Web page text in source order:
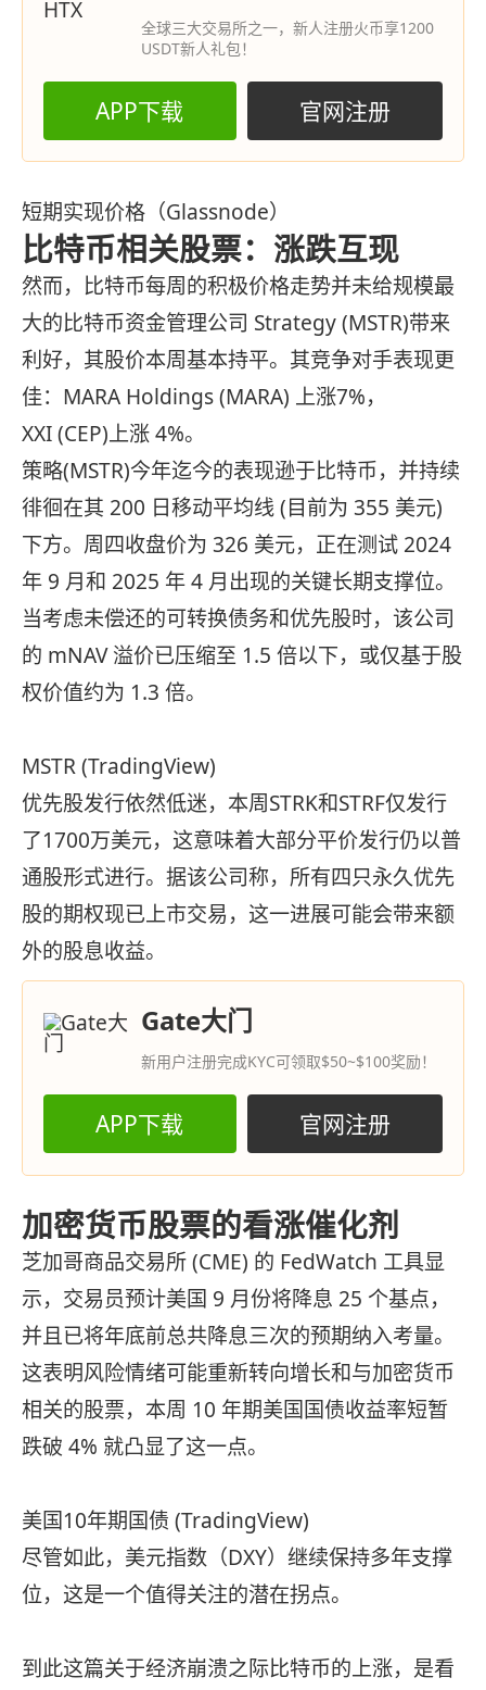
全球三大交易所之一，新人注册火币享1200
USDT新人礼包！
APP下载 官网注册
短期实现价格（Glassnode）
比特币相关股票：涨跌互现
然而，比特币每周的积极价格走势并未给规模最
大的比特币资金管理公司 Strategy (MSTR)带来
利好，其股价本周基本持平。其竞争对手表现更
佳：MARA Holdings (MARA) 上涨7%，
XXI (CEP)上涨 4%。
策略(MSTR)今年迄今的表现逊于比特币，并持续
徘徊在其 200 日移动平均线 (目前为 355 美元)
下方。周四收盘价为 326 美元，正在测试 2024
年 9 月和 2025 年 4 月出现的关键长期支撑位。
当考虑未偿还的可转换债务和优先股时，该公司
的 mNAV 溢价已压缩至 1.5 倍以下，或仅基于股
权价值约为 1.3 倍。
MSTR (TradingView)
优先股发行依然低迷，本周STRK和STRF仅发行
了1700万美元，这意味着大部分平价发行仍以普
通股形式进行。据该公司称，所有四只永久优先
股的期权现已上市交易，这一进展可能会带来额
外的股息收益。
Gate大门
新用户注册完成KYC可领取$50~$100奖励！
APP下载 官网注册
加密货币股票的看涨催化剂
芝加哥商品交易所 (CME) 的 FedWatch 工具显
示，交易员预计美国 9 月份将降息 25 个基点，
并且已将年底前总共降息三次的预期纳入考量。
这表明风险情绪可能重新转向增长和与加密货币
相关的股票，本周 10 年期美国国债收益率短暂
跌破 4% 就凸显了这一点。
美国10年期国债 (TradingView)
尽管如此，美元指数（DXY）继续保持多年支撑
位，这是一个值得关注的潜在拐点。
到此这篇关于经济崩溃之际比特币的上涨，是看